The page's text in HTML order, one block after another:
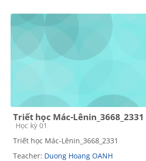
Triết học Mác-Lênin_3668_2331
Course category
Học kỳ 01
Triết học Mác-Lênin_3668_2331
Teacher: Duong Hoang OANH